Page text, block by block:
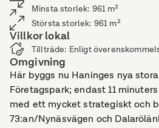
Minsta storlek: 961 m²
Största storlek: 961 m²
Villkor lokal
Tillträde: Enligt
Omgivning
Här byggs nu Haninges nya
Företagspark; endast 11
med ett mycket strategiskt och
73:an/Nynäsvägen och